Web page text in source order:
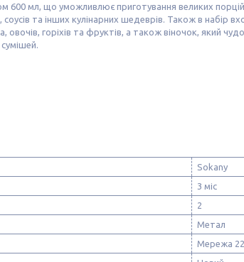
600 мл, що уможливлює приготування великих
соусів та інших кулінарних шедеврів. Також в
овочів, горіхів та фруктів, а також віночок, який
Sokany
3 міс
2
Метал
Мережа